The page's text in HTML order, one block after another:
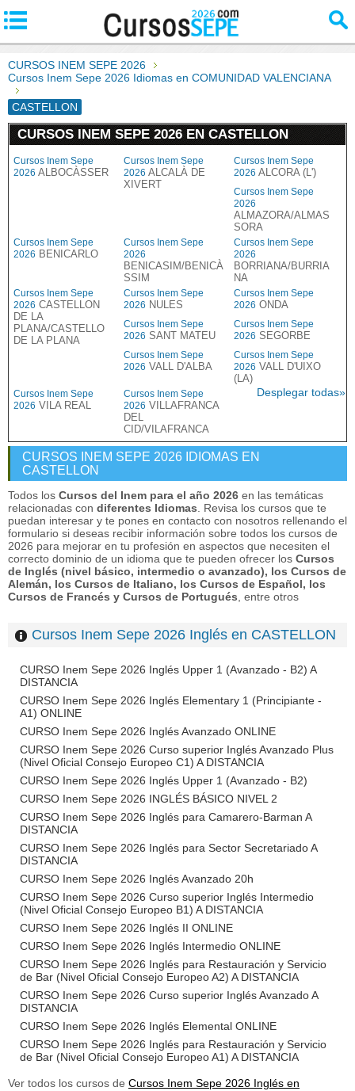
CURSOS INEM SEPE 2026
Cursos Inem Sepe 2026 Idiomas en COMUNIDAD VALENCIANA
CASTELLON
CURSOS INEM SEPE 2026 EN CASTELLON
Cursos Inem Sepe
2026 ALBOCÀSSER
Cursos Inem Sepe
2026 ALCALÀ DE
XIVERT
Cursos Inem Sepe
2026 ALCORA (L')
Cursos Inem Sepe
2026
ALMAZORA/ALMAS
SORA
Cursos Inem Sepe
2026 BENICARLO
Cursos Inem Sepe
2026
BENICASIM/BENICÀ
SSIM
Cursos Inem Sepe
2026
BORRIANA/BURRIA
NA
Cursos Inem Sepe
2026 CASTELLON
DE LA
PLANA/CASTELLO
DE LA PLANA
Cursos Inem Sepe
2026 NULES
Cursos Inem Sepe
2026 ONDA
Cursos Inem Sepe
2026 SANT MATEU
Cursos Inem Sepe
2026 SEGORBE
Cursos Inem Sepe
2026 VALL D'ALBA
Cursos Inem Sepe
2026 VALL D'UIXO
(LA)
Cursos Inem Sepe
2026 VILA REAL
Cursos Inem Sepe
2026 VILLAFRANCA
DEL
CID/VILAFRANCA
Desplegar todas»
CURSOS INEM SEPE 2026 IDIOMAS EN
CASTELLON
Todos los Cursos del Inem para el año 2026 en las temáticas
relacionadas con diferentes Idiomas . Revisa los cursos que te
puedan interesar y te pones en contacto con nosotros rellenando el
formulario si deseas recibir información sobre todos los cursos de
2026 para mejorar en tu profesión en aspectos que necesiten el
correcto dominio de un idioma que te pueden ofrecer los Cursos
de Inglés (nivel básico, intermedio o avanzado), los Cursos de
Alemán, los Cursos de Italiano, los Cursos de Español, los
Cursos de Francés y Cursos de Portugués , entre otros
Cursos Inem Sepe 2026 Inglés en CASTELLON
CURSO Inem Sepe 2026 Inglés Upper 1 (Avanzado - B2) A
DISTANCIA
CURSO Inem Sepe 2026 Inglés Elementary 1 (Principiante -
A1) ONLINE
CURSO Inem Sepe 2026 Inglés Avanzado ONLINE
CURSO Inem Sepe 2026 Curso superior Inglés Avanzado Plus
(Nivel Oficial Consejo Europeo C1) A DISTANCIA
CURSO Inem Sepe 2026 Inglés Upper 1 (Avanzado - B2)
CURSO Inem Sepe 2026 INGLÉS BÁSICO NIVEL 2
CURSO Inem Sepe 2026 Inglés para Camarero-Barman A
DISTANCIA
CURSO Inem Sepe 2026 Inglés para Sector Secretariado A
DISTANCIA
CURSO Inem Sepe 2026 Inglés Avanzado 20h
CURSO Inem Sepe 2026 Curso superior Inglés Intermedio
(Nivel Oficial Consejo Europeo B1) A DISTANCIA
CURSO Inem Sepe 2026 Inglés II ONLINE
CURSO Inem Sepe 2026 Inglés Intermedio ONLINE
CURSO Inem Sepe 2026 Inglés para Restauración y Servicio
de Bar (Nivel Oficial Consejo Europeo A2) A DISTANCIA
CURSO Inem Sepe 2026 Curso superior Inglés Avanzado A
DISTANCIA
CURSO Inem Sepe 2026 Inglés Elemental ONLINE
CURSO Inem Sepe 2026 Inglés para Restauración y Servicio
de Bar (Nivel Oficial Consejo Europeo A1) A DISTANCIA
Ver todos los cursos de Cursos Inem Sepe 2026 Inglés en